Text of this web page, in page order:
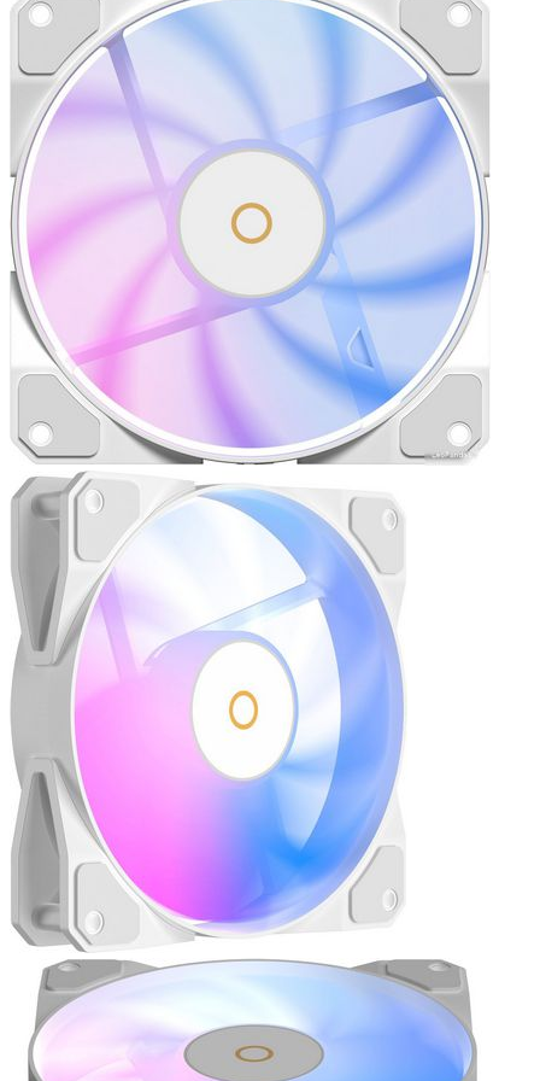
Мыши
Наборы клавиатура и мышь
Коврики для мыши
Мультимедиа
Акустика
Наушники и гарнитуры
Микрофоны